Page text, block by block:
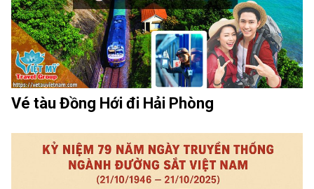
Vé tàu Đồng Hới đi Hải Phòng